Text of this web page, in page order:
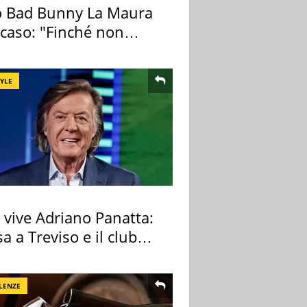
Bad Bunny La Maura
"Finché non
vive Adriano Panatta:
a Treviso e il club